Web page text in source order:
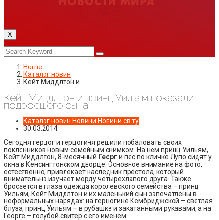
X
Home
Каталог новин
Кейт Миддлтон и…
Кейт Миддлтон и принц Уильям показали
подросшего сына
Каталог новин Новини Новини світу
30.03.2014
Сегодня герцог и герцогиня решили побаловать своих
поклонников новым семейным снимком. На нем принц Уильям,
Кейт Миддлтон, 8-месячный Георг и пес по кличке Лупо сидят у
окна в Кенсингтонском дворце. Основное внимание на фото,
естественно, привлекает наследник престола, который
внимательно изучает морду четырехлапого друга. Также
бросается в глаза одежда королевского семейства – принц
Уильям, Кейт Миддлтон и их маленький сын запечатлены в
неформальных нарядах: на герцогине Кембриджской – светлая
блуза, принц Уильям – в рубашке и закатанными рукавами, а на
Георге – голубой свитер с его именем.